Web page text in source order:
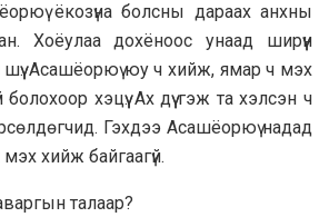
ёкозүна болсны дараах анхны
Хоёулаа дохёноос унаад ширүүн
Асашёорюү юу ч хийж, ямар ч мэх
хэцүү. Ах дүү гэж та хэлсэн ч
Гэхдээ Асашёорюү надад
хийж байгаагүй.
талаар?